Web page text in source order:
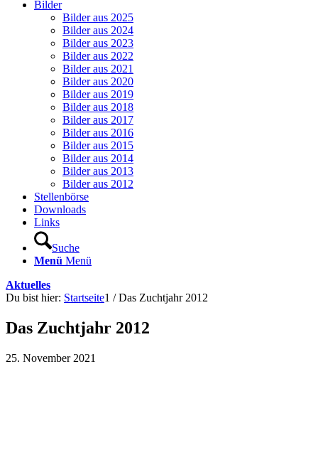
Bilder
Bilder aus 2025
Bilder aus 2024
Bilder aus 2023
Bilder aus 2022
Bilder aus 2021
Bilder aus 2020
Bilder aus 2019
Bilder aus 2018
Bilder aus 2017
Bilder aus 2016
Bilder aus 2015
Bilder aus 2014
Bilder aus 2013
Bilder aus 2012
Stellenbörse
Downloads
Links
Suche
Menü Menü
Aktuelles
Du bist hier: Startseite1 / Das Zuchtjahr 2012
Das Zuchtjahr 2012
25. November 2021